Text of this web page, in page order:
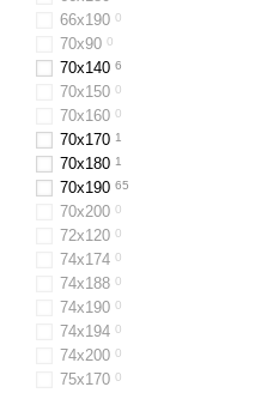
66х190 0
70х90 0
70x140 6
70x150 0
70x160 0
70х170 1
70x180 1
70x190 65
70x200 0
72x120 0
74х174 0
74х188 0
74х190 0
74х194 0
74х200 0
75х170 0